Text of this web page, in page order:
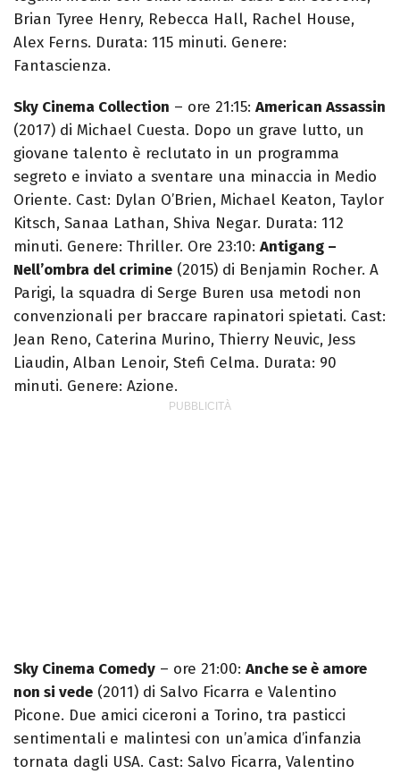
Brian Tyree Henry, Rebecca Hall, Rachel House,
Alex Ferns. Durata: 115 minuti. Genere:
Fantascienza.
Sky Cinema Collection – ore 21:15: American Assassin
(2017) di Michael Cuesta. Dopo un grave lutto, un
giovane talento è reclutato in un programma
segreto e inviato a sventare una minaccia in Medio
Oriente. Cast: Dylan O’Brien, Michael Keaton, Taylor
Kitsch, Sanaa Lathan, Shiva Negar. Durata: 112
minuti. Genere: Thriller. Ore 23:10: Antigang –
Nell’ombra del crimine (2015) di Benjamin Rocher. A
Parigi, la squadra di Serge Buren usa metodi non
convenzionali per braccare rapinatori spietati. Cast:
Jean Reno, Caterina Murino, Thierry Neuvic, Jess
Liaudin, Alban Lenoir, Stefi Celma. Durata: 90
minuti. Genere: Azione.
Sky Cinema Comedy – ore 21:00: Anche se è amore
non si vede (2011) di Salvo Ficarra e Valentino
Picone. Due amici ciceroni a Torino, tra pasticci
sentimentali e malintesi con un’amica d’infanzia
tornata dagli USA. Cast: Salvo Ficarra, Valentino